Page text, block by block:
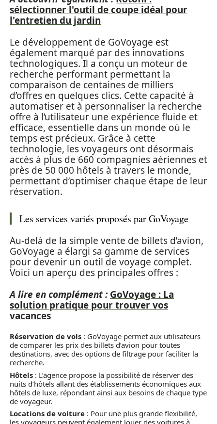
sélectionner l'outil de coupe idéal pour
l'entretien du jardin
Le développement de GoVoyage est
également marqué par des innovations
technologiques. Il a conçu un moteur de
recherche performant permettant la
comparaison de centaines de milliers
d’offres en quelques clics. Cette capacité à
automatiser et à personnaliser la recherche
offre à l’utilisateur une expérience fluide et
efficace, essentielle dans un monde où le
temps est précieux. Grâce à cette
technologie, les voyageurs ont désormais
accès à plus de 660 compagnies aériennes et
près de 50 000 hôtels à travers le monde,
permettant d’optimiser chaque étape de leur
réservation.
Les services variés proposés par GoVoyage
Au-delà de la simple vente de billets d’avion,
GoVoyage a élargi sa gamme de services
pour devenir un outil de voyage complet.
Voici un aperçu des principales offres :
A lire en complément : GoVoyage : La
solution pratique pour trouver vos
vacances
Réservation de vols : GoVoyage permet aux utilisateurs
de comparer les prix des billets d’avion pour toutes
destinations, avec des options de filtrage pour faciliter la
recherche.
Hôtels : L’agence propose la possibilité de réserver des
nuits d’hôtels allant des établissements économiques aux
hôtels de luxe, répondant ainsi aux besoins de chaque type
de voyageur.
Locations de voiture : Pour une plus grande flexibilité,
les voyageurs peuvent également louer des voitures à